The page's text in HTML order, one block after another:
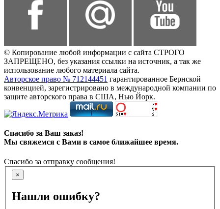
© Копирование любой информации с сайта СТРОГО
ЗАПРЕЩЕНО, без указания ссылки на источник, а так же
использование любого материала сайта.
Авторское право № 712144451 гарантированное Бернской
конвенцией, зарегистрировано в международной компании по
защите авторского права в США, Нью Йорк.
Спасибо за Ваш заказ!
Мы свяжемся с Вами в самое ближайшее время.
Спасибо за отправку сообщения!
×
Нашли ошибку?